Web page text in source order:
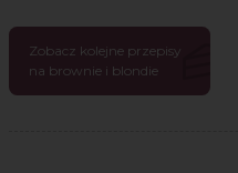
Zobacz kolejne przepisy
na brownie i blondie